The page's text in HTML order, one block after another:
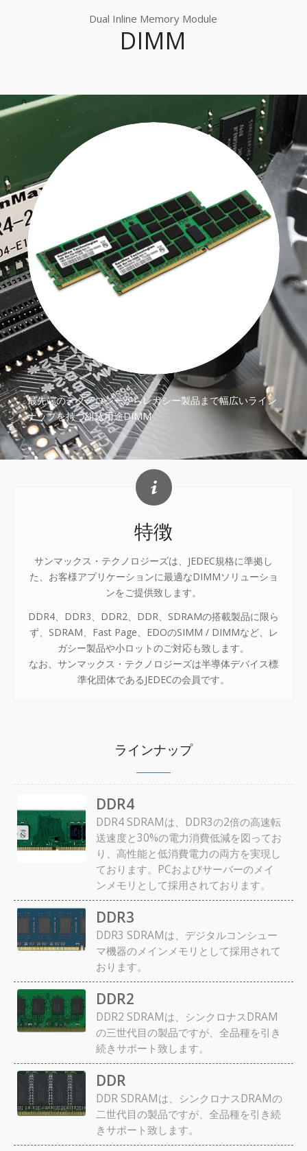
Dual Inline Memory Module
DIMM
最先端のテクノロジーからレガシー製品まで幅広いライン
ナップを持つ組込用途DIMM
特徴
サンマックス・テクノロジーズは、JEDEC規格に準拠し
た、お客様アプリケーションに最適なDIMMソリューショ
ンをご提供致します。
DDR4、DDR3、DDR2、DDR、SDRAMの搭載製品に限ら
ず、SDRAM、Fast Page、EDOのSIMM / DIMMなど、レ
ガシー製品や小ロットのご対応も致します。
なお、サンマックス・テクノロジーズは半導体デバイス標
準化団体であるJEDECの会員です。
ラインナップ
DDR4
DDR4 SDRAMは、DDR3の2倍の高速転
送速度と30%の電力消費低減を図ってお
り、 高性能と低消費電力の両方を実現し
ております。PCおよびサーバーのメイ
ンメモリとして採用されております。
DDR3
DDR3 SDRAMは、デジタルコンシュー
マ機器のメインメモリとして採用されて
おります。
DDR2
DDR2 SDRAMは、シンクロナスDRAM
の三世代目の製品ですが、全品種を引き
続きサポート致します。
DDR
DDR SDRAMは、シンクロナスDRAMの
二世代目の製品ですが、全品種を引き続
きサポート致します。